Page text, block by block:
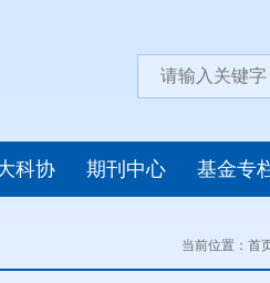
科协 期刊中心 基金专
当前位置： 首